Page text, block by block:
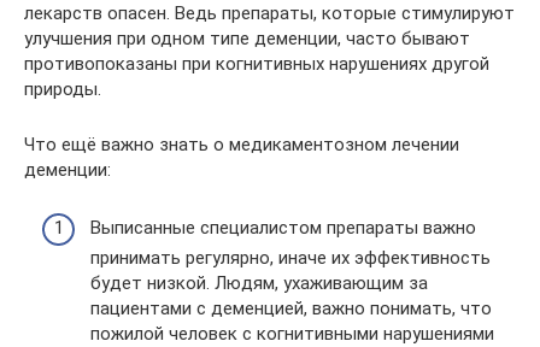
лекарств опасен. Ведь препараты, которые стимулируют
улучшения при одном типе деменции, часто бывают
противопоказаны при когнитивных нарушениях другой
природы.
Что ещё важно знать о медикаментозном лечении
деменции:
Выписанные специалистом препараты важно
принимать регулярно, иначе их эффективность
будет низкой. Людям, ухаживающим за
пациентами с деменцией, важно понимать, что
пожилой человек с когнитивными нарушениями